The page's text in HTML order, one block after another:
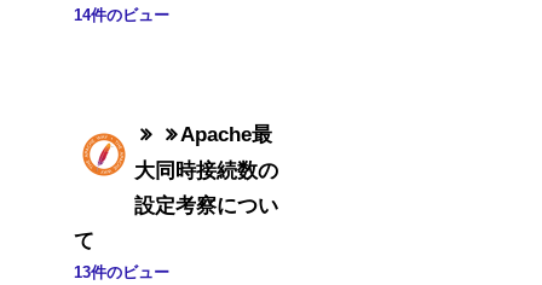
14件のビュー
Apache最
大同時接続数の
設定考察につい
て
13件のビュー